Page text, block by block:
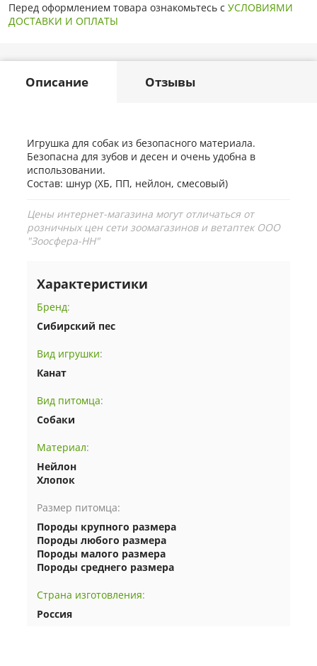
Перед оформлением товара ознакомьтесь с УСЛОВИЯМИ
ДОСТАВКИ И ОПЛАТЫ
Описание Отзывы
Игрушка для собак из безопасного материала.
Безопасна для зубов и десен и очень удобна в
использовании.
Состав: шнур (ХБ, ПП, нейлон, смесовый)
Цены интернет-магазина могут отличаться от
розничных цен сети зоомагазинов и ветаптек ООО
"Зоосфера-НН"
Характеристики
Бренд:
Сибирский пес
Вид игрушки:
Канат
Вид питомца:
Собаки
Материал:
Нейлон
Хлопок
Размер питомца:
Породы крупного размера
Породы любого размера
Породы малого размера
Породы среднего размера
Страна изготовления:
Россия